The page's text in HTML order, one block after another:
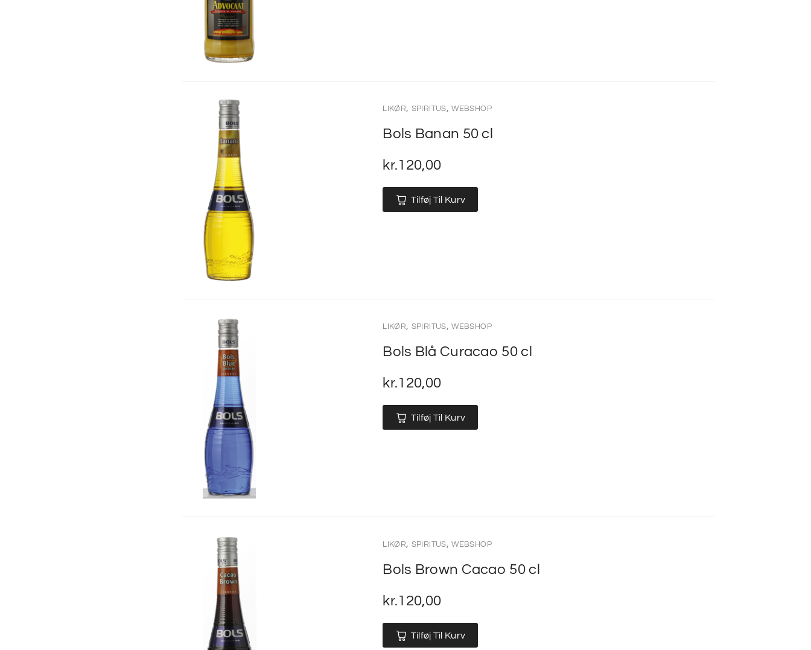
LIKØR, SPIRITUS,WEBSHOP
Bols Banan 50 cl
kr.120,00
Tilføj Til Kurv
LIKØR, SPIRITUS,WEBSHOP
Bols Blå Curacao 50 cl
kr.120,00
Tilføj Til Kurv
LIKØR, SPIRITUS,WEBSHOP
Bols Brown Cacao 50 cl
kr.120,00
Tilføj Til Kurv